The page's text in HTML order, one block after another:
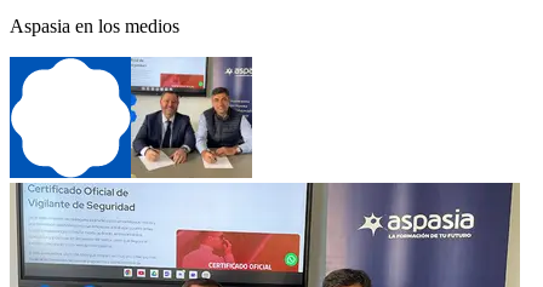
Aspasia en los medios